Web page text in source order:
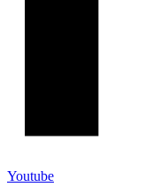
Youtube